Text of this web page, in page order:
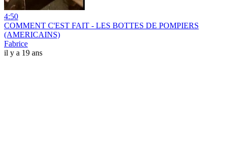
4:50
COMMENT C'EST FAIT - LES BOTTES DE POMPIERS
(AMERICAINS)
Fabrice
il y a 19 ans